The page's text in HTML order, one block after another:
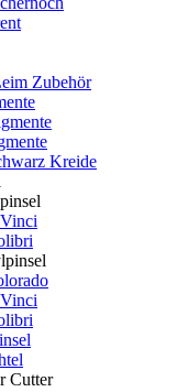
Zubehör
Kreide
Cutter